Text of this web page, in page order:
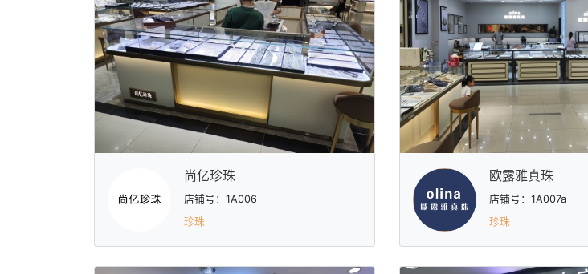
尚亿珍珠
店铺号：1A006
珍珠
欧露雅真珠
店铺号：1A007a
珍珠